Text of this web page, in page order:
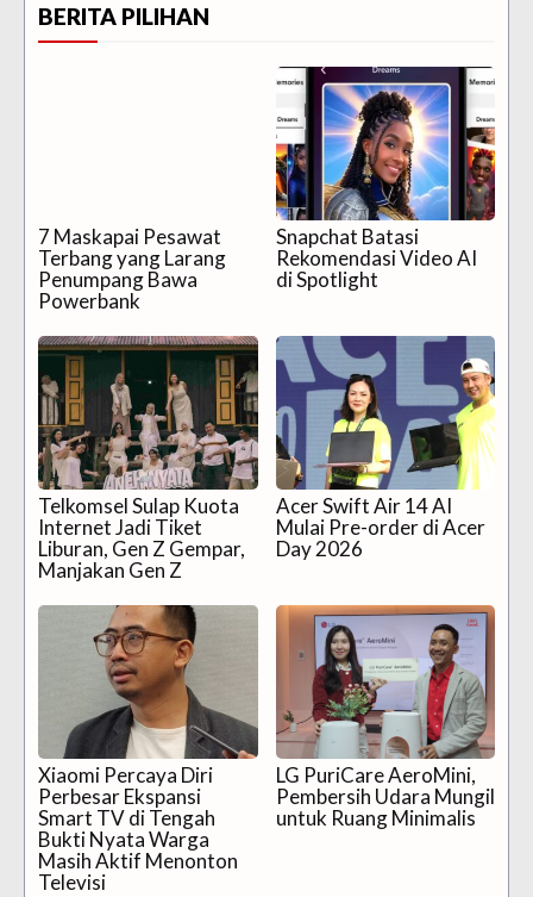
BERITA PILIHAN
7 Maskapai Pesawat
Terbang yang Larang
Penumpang Bawa
Powerbank
Snapchat Batasi
Rekomendasi Video AI
di Spotlight
Telkomsel Sulap Kuota
Internet Jadi Tiket
Liburan, Gen Z Gempar,
Manjakan Gen Z
Acer Swift Air 14 AI
Mulai Pre-order di Acer
Day 2026
Xiaomi Percaya Diri
Perbesar Ekspansi
Smart TV di Tengah
Bukti Nyata Warga
Masih Aktif Menonton
Televisi
LG PuriCare AeroMini,
Pembersih Udara Mungil
untuk Ruang Minimalis